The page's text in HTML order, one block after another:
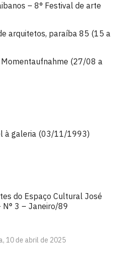
– 8° Festival de arte
arquitetos, paraíba 85 (15 a
(27/08 a
à galeria (03/11/1993)
do Espaço Cultural José
N° 3 – Janeiro/89
10 de abril de 2025